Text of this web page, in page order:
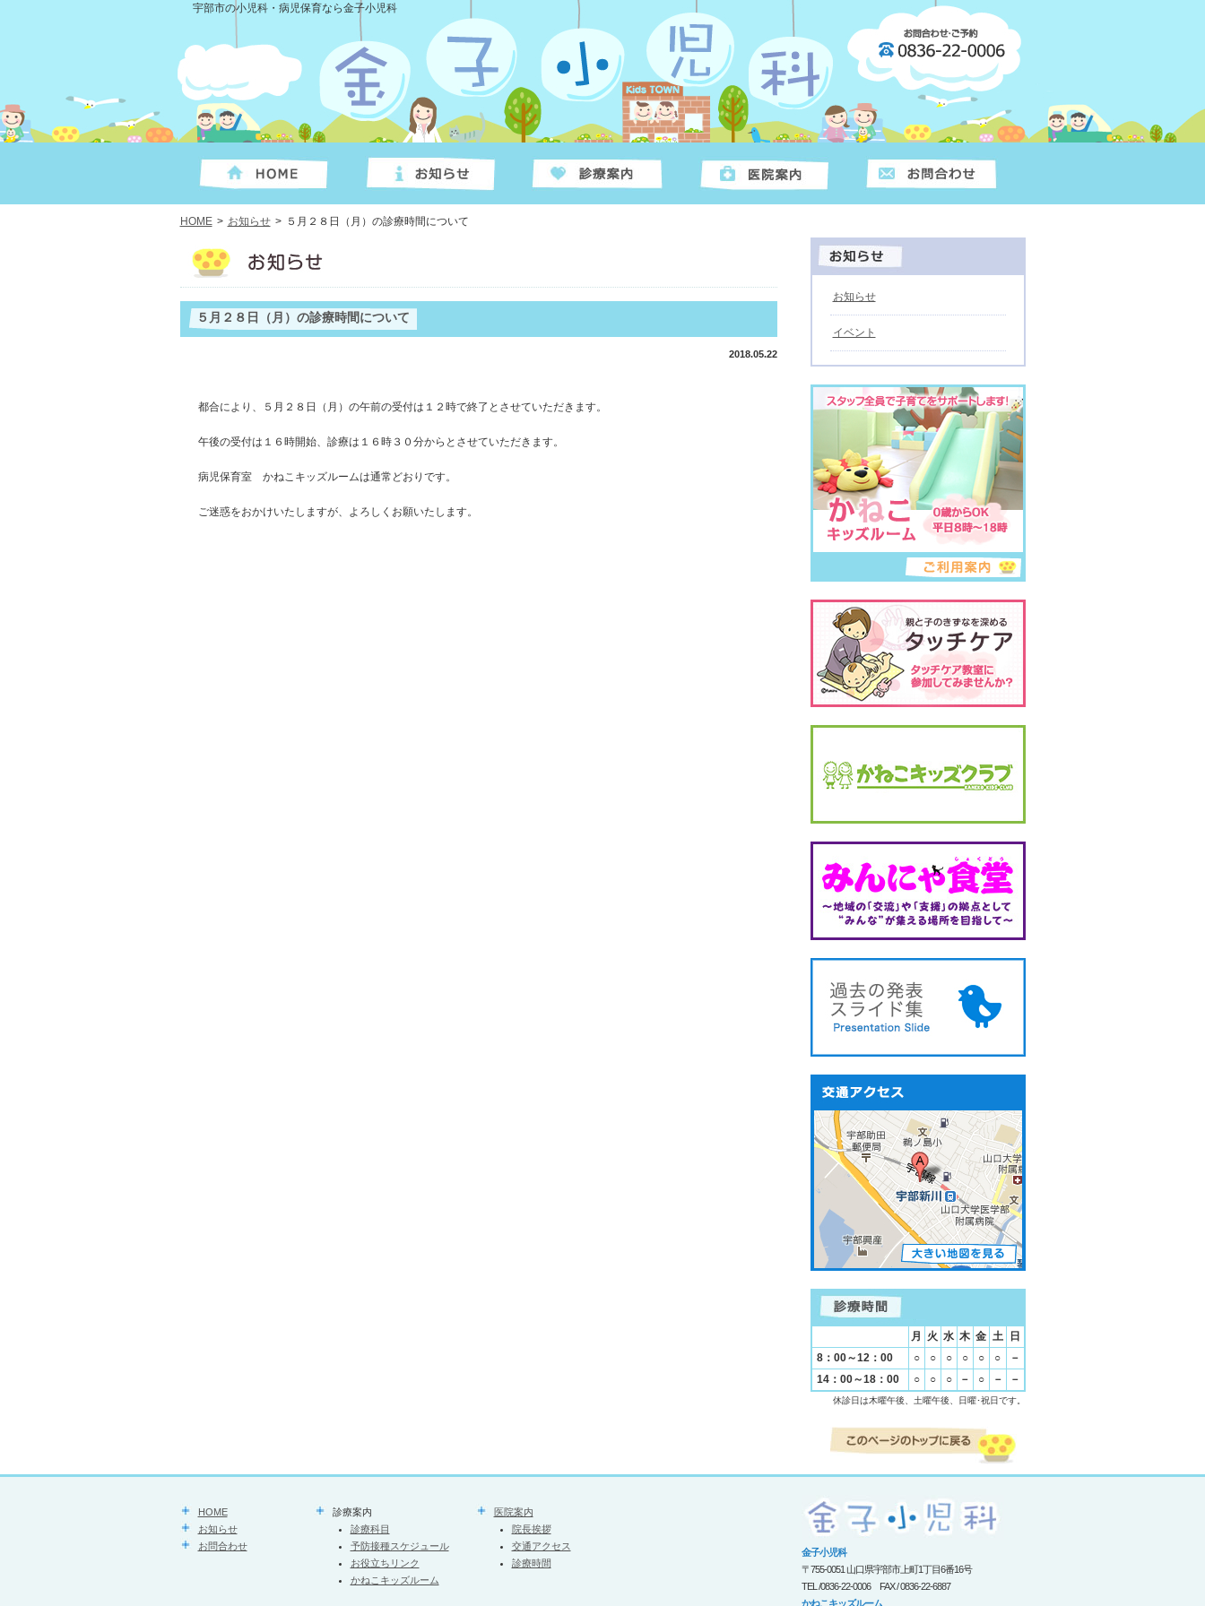
宇部市の小児科・病児保育なら金子小児科
HOME > お知らせ > ５月２８日（月）の診療時間について
５月２８日（月）の診療時間について
2018.05.22
都合により、５月２８日（月）の午前の受付は１２時で終了とさせていただきます。
午後の受付は１６時開始、診療は１６時３０分からとさせていただきます。
病児保育室 かねこキッズルームは通常どおりです。
ご迷惑をおかけいたしますが、よろしくお願いたします。
お知らせ
イベント
月 火 水 木 金 土
日
8：00～12：00
○ ○ ○ ○ ○ ○
－
14：00～18：00
○ ○ ○ － ○ － －
休診日は木曜午後、土曜午後、日曜･祝日です。
HOME
お知らせ
お問合わせ
診療案内
診療科目
予防接種スケジュール
お役立ちリンク
かねこキッズルーム
医院案内
院長挨拶
交通アクセス
診療時間
金子小児科
〒755-0051 山口県宇部市上町1丁目6番16号
TEL /0836-22-0006 FAX / 0836-22-6887
かねこキッズルーム